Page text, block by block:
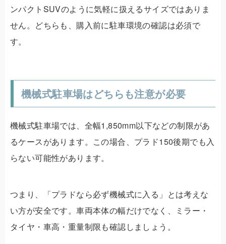
ンパクトSUVのように気軽に扱えるサイズではありま
せん。どちらも、購入前に駐車環境の確認は必須で
す。
機械式駐車場はどちらも注意が必要
機械式駐車場では、全幅1,850mm以下などの制限があ
るケースがあります。この場合、プラド150後期でも入
らない可能性があります。
つまり、「プラドなら必ず機械式に入る」とは考えな
い方が安全です。車両本体の幅だけでなく、ミラー・
タイヤ・車高・重量制限も確認しましょう。